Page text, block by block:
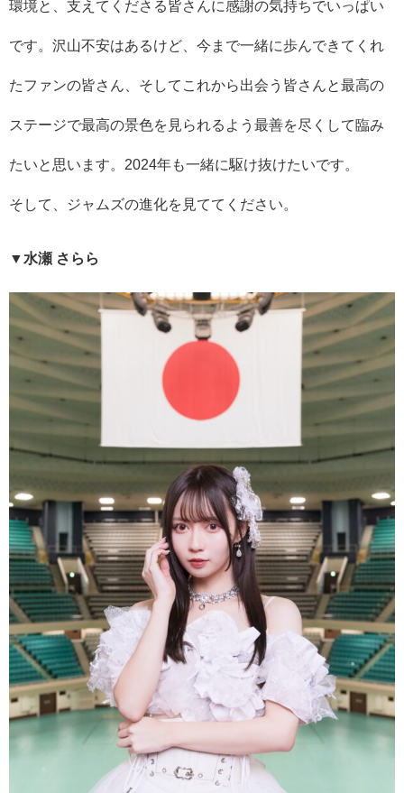
環境と、支えてくださる皆さんに感謝の気持ちでいっぱい
です。沢山不安はあるけど、今まで一緒に歩んできてくれ
たファンの皆さん、そしてこれから出会う皆さんと最高の
ステージで最高の景色を見られるよう最善を尽くして臨み
たいと思います。2024年も一緒に駆け抜けたいです。
そして、ジャムズの進化を見ててください。
▼水瀬 さらら